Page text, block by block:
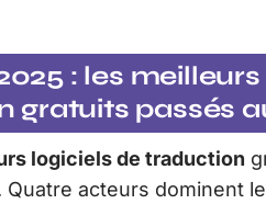
: les
gratuits passés
logiciels de traduction
Quatre acteurs dominent